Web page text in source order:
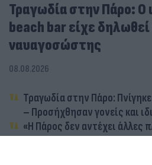
Τραγωδία στην Πάρο: Ο
beach bar είχε
ναυαγοσώστης
08.08.2026
Τραγωδία στην Πάρο:
– Προσήχθησαν γονείς και
«Η Πάρος δεν αντέχει άλλες